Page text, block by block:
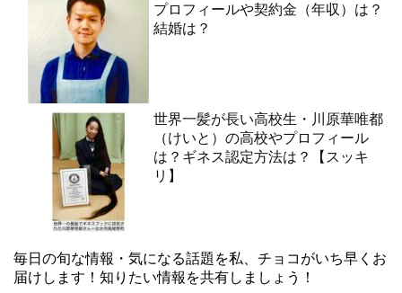
プロフィールや契約金（年収）は？
結婚は？
世界一髪が長い高校生・川原華唯都
（けいと）の高校やプロフィール
は？ギネス認定方法は？【スッキ
リ】
毎日の旬な情報・気になる話題を私、チョコがいち早くお
届けします！知りたい情報を共有しましょう！